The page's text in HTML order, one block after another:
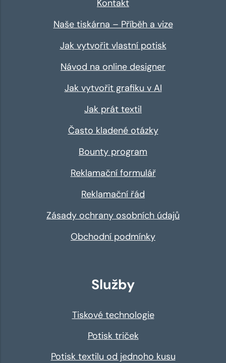
Kontakt
Naše tiskárna – Příběh a vize
Jak vytvořit vlastní potisk
Návod na online designer
Jak vytvořit grafiku v AI
Jak prát textil
Často kladené otázky
Bounty program
Reklamační formulář
Reklamační řád
Zásady ochrany osobních údajů
Obchodní podmínky
Služby
Tiskové technologie
Potisk triček
Potisk textilu od jednoho kusu